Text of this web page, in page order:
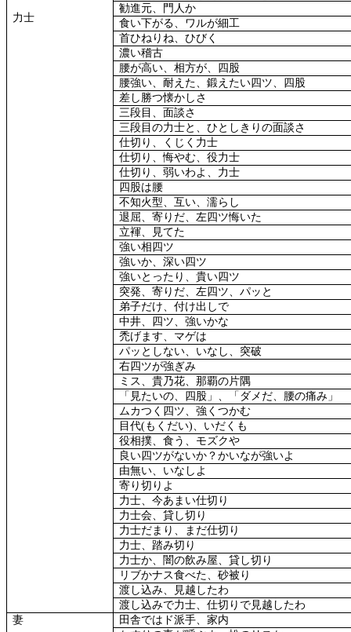
力士
勧進元、門人か
食い下がる、ワルが細工
首ひねりね、ひびく
濃い稽古
腰が高い、相方が、四股
腰強い、耐えた、鍛えたい四ツ、四股
差し勝つ懐かしさ
三段目、面談さ
三段目の力士と、ひとしきりの面談さ
仕切り、くじく力士
仕切り、悔やむ、役力士
仕切り、弱いわよ、力士
四股は腰
不知火型、互い、濡らし
退屈、寄りだ、左四ツ悔いた
立褌、見てた
強い相四ツ
強いか、深い四ツ
強いとったり、貴い四ツ
突発、寄りだ、左四ツ、パッと
弟子だけ、付け出しで
中井、四ツ、強いかな
禿げます、マゲは
パッとしない、いなし、突破
右四ツが強ぎみ
ミス、貴乃花、那覇の片隅
「見たいの、四股」、「ダメだ、腰の痛み」
ムカつく四ツ、強くつかむ
目代(もくだい)、いだくも
役相撲、食う、モズクや
良い四ツがないか？かいなが強いよ
由無い、いなしよ
寄り切りよ
力士、今あまい仕切り
力士会、貸し切り
力士だまり、まだ仕切り
力士、踏み切り
力士か、闇の飲み屋、貸し切り
リブかナス食べた、砂被り
渡し込み、見越したわ
渡し込みで力士、仕切りで見越したわ
妻
田舎ではド派手、家内